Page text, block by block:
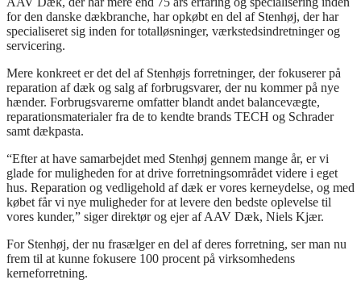
for den danske dækbranche, har opkøbt en del af Stenhøj, der har
specialiseret sig inden for totalløsninger, værkstedsindretninger og
servicering.
Mere konkreet er det del af Stenhøjs forretninger, der fokuserer på
reparation af dæk og salg af forbrugsvarer, der nu kommer på nye
hænder. Forbrugsvarerne omfatter blandt andet balancevægte,
reparationsmaterialer fra de to kendte brands TECH og Schrader
samt dækpasta.
“Efter at have samarbejdet med Stenhøj gennem mange år, er vi
glade for muligheden for at drive forretningsområdet videre i eget
hus. Reparation og vedligehold af dæk er vores kerneydelse, og med
købet får vi nye muligheder for at levere den bedste oplevelse til
vores kunder,” siger direktør og ejer af AAV Dæk, Niels Kjær.
For Stenhøj, der nu frasælger en del af deres forretning, ser man nu
frem til at kunne fokusere 100 procent på virksomhedens
kerneforretning.